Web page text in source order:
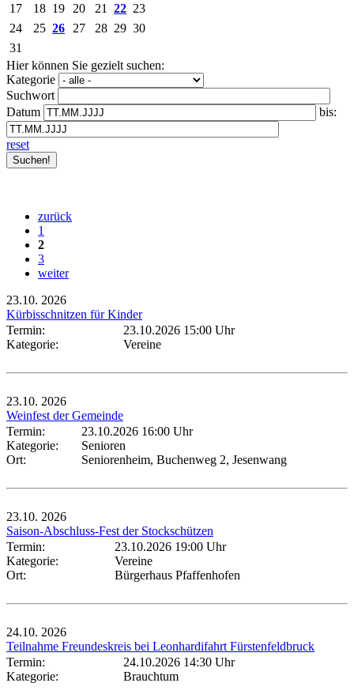
17
18 19 20 21 22 23
24
25 26 27 28 29 30
31
Hier können Sie gezielt suchen:
Kategorie
Suchwort
Datum
bis:
reset
zurück
1
2
3
weiter
23.10. 2026
Kürbisschnitzen für Kinder
Termin:
23.10.2026 15:00 Uhr
Kategorie:
Vereine
23.10. 2026
Weinfest der Gemeinde
Termin:
23.10.2026 16:00 Uhr
Kategorie:
Senioren
Ort:
Seniorenheim, Buchenweg 2, Jesenwang
23.10. 2026
Saison-Abschluss-Fest der Stockschützen
Termin:
23.10.2026 19:00 Uhr
Kategorie:
Vereine
Ort:
Bürgerhaus Pfaffenhofen
24.10. 2026
Teilnahme Freundeskreis bei Leonhardifahrt Fürstenfeldbruck
Termin:
24.10.2026 14:30 Uhr
Kategorie:
Brauchtum